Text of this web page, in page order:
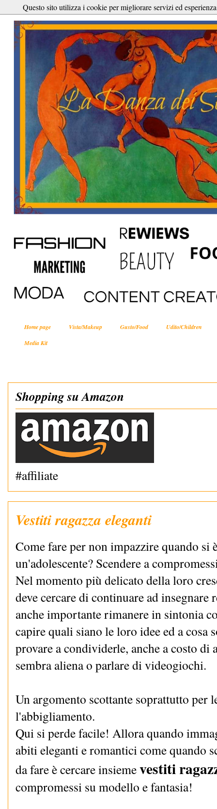
Home page Vista/Makeup Gusto/Food
Udito/Children
Media Kit
Shopping su Amazon
#affiliate
Vestiti ragazza eleganti
Come fare per non impazzire quando si
un'adolescente? Scendere a
Nel momento più delicato della loro
deve cercare di continuare ad insegnare
anche importante rimanere in sintonia
capire quali siano le loro idee ed a cosa
provare a condividerle, anche a costo di
sembra aliena o parlare di videogiochi.
Un argomento scottante soprattutto per
l'abbigliamento.
Qui si perde facile! Allora quando
abiti eleganti e romantici come quando
da fare è cercare insiemevestiti
compromessi su modello e fantasia!
Questo sito utilizza i cookie per migliorare servizi ed